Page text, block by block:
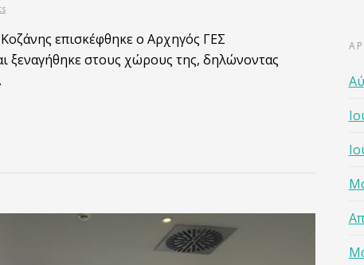
επισκέφθηκε ο Αρχηγός ΓΕΣ
ξεναγήθηκε στους χώρους της, δηλώνοντας